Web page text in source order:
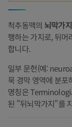
척추동맥의 뇌막가지
행하는 가지로, 뒤머
합니다.
일부 문헌(예:
묵 경막 영역에 분포
명칭은
된 "뒤뇌막가지"를